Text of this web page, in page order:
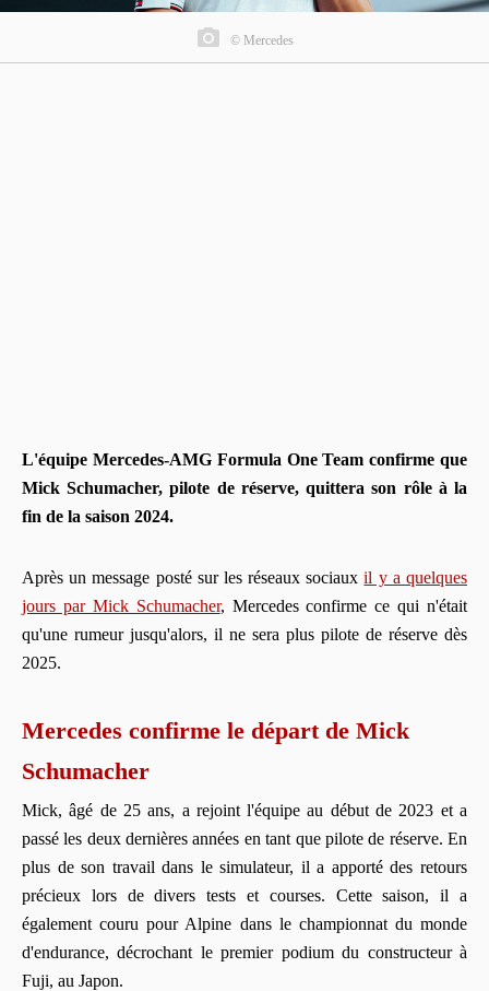
© Mercedes
L'équipe Mercedes-AMG Formula One Team confirme que
Mick Schumacher, pilote de réserve, quittera son rôle à la
fin de la saison 2024.
Après un message posté sur les réseaux sociauxil y a quelques
jours par Mick Schumacher, Mercedes confirme ce qui n'était
qu'une rumeur jusqu'alors, il ne sera plus pilote de réserve dès
2025.
Mercedes confirme le départ de Mick
Schumacher
Mick, âgé de 25 ans, a rejoint l'équipe au début de 2023 et a
passé les deux dernières années en tant que pilote de réserve. En
plus de son travail dans le simulateur, il a apporté des retours
précieux lors de divers tests et courses. Cette saison, il a
également couru pour Alpine dans le championnat du monde
d'endurance, décrochant le premier podium du constructeur à
Fuji, au Japon.